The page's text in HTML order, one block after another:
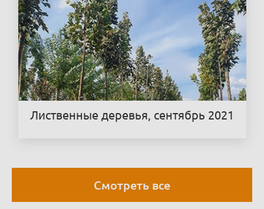
Лиственные деревья, сентябрь 2021
Смотреть все